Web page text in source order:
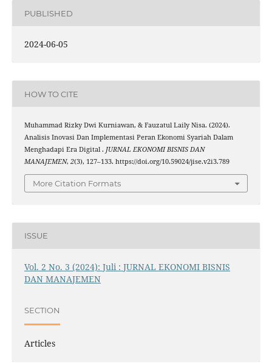
PUBLISHED
2024-06-05
HOW TO CITE
Muhammad Rizky Dwi Kurniawan, & Fauzatul Laily Nisa. (2024).
Analisis Inovasi Dan Implementasi Peran Ekonomi Syariah Dalam
Menghadapi Era Digital . JURNAL EKONOMI BISNIS DAN
MANAJEMEN, 2(3), 127–133. https://doi.org/10.59024/jise.v2i3.789
More Citation Formats
ISSUE
Vol. 2 No. 3 (2024): Juli : JURNAL EKONOMI BISNIS
DAN MANAJEMEN
SECTION
Articles